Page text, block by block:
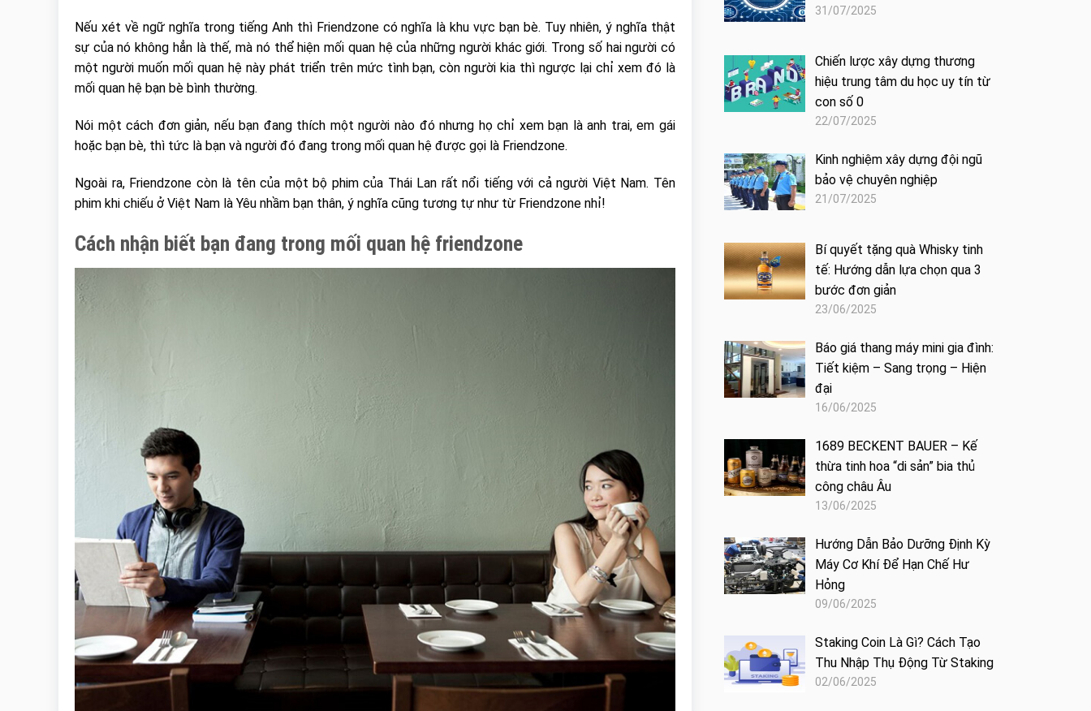
Nếu xét về ngữ nghĩa trong tiếng Anh thì Friendzone có nghĩa là khu vực bạn bè. Tuy nhiên, ý nghĩa thật
sự của nó không hẳn là thế, mà nó thể hiện mối quan hệ của những người khác giới. Trong số hai người có
một người muốn mối quan hệ này phát triển trên mức tình bạn, còn người kia thì ngược lại chỉ xem đó là
mối quan hệ bạn bè bình thường.
Nói một cách đơn giản, nếu bạn đang thích một người nào đó nhưng họ chỉ xem bạn là anh trai, em gái
hoặc bạn bè, thì tức là bạn và người đó đang trong mối quan hệ được gọi là Friendzone.
Ngoài ra, Friendzone còn là tên của một bộ phim của Thái Lan rất nổi tiếng với cả người Việt Nam. Tên
phim khi chiếu ở Việt Nam là Yêu nhầm bạn thân, ý nghĩa cũng tương tự như từ Friendzone nhỉ!
Cách nhận biết bạn đang trong mối quan hệ friendzone
31/07/2025
Chiến lược xây dựng thương
hiệu trung tâm du học uy tín từ
con số 0
22/07/2025
Kinh nghiệm xây dựng đội ngũ
bảo vệ chuyên nghiệp
21/07/2025
Bí quyết tặng quà Whisky tinh
tế: Hướng dẫn lựa chọn qua 3
bước đơn giản
23/06/2025
Báo giá thang máy mini gia đình:
Tiết kiệm – Sang trọng – Hiện
đại
16/06/2025
1689 BECKENT BAUER – Kế
thừa tinh hoa “di sản” bia thủ
công châu Âu
13/06/2025
Hướng Dẫn Bảo Dưỡng Định Kỳ
Máy Cơ Khí Để Hạn Chế Hư
Hỏng
09/06/2025
Staking Coin Là Gì? Cách Tạo
Thu Nhập Thụ Động Từ Staking
02/06/2025